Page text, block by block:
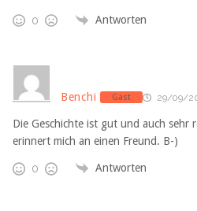
0 Antworten
Benchi Gast 29/09/
Die Geschichte ist gut und auch sehr
erinnert mich an einen Freund. B-)
0 Antworten